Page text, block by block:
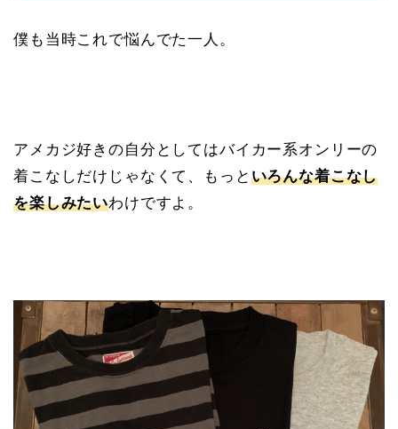
僕も当時これで悩んでた一人。
アメカジ好きの自分としてはバイカー系オンリーの
着こなしだけじゃなくて、もっと いろんな着こなし
を楽しみたいわけですよ。